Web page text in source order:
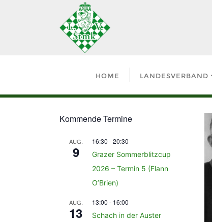
HOME LANDESVERBAND
Kommende Termine
AUG.
9
16:30 -20:30
Grazer Sommerblitzcup
2026 – Termin 5 (Flann
O’Brien)
AUG.
13
13:00 - 16:00
Schach in der Auster